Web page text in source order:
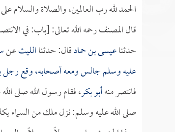
الحمد لله رب العالمين، والصلاة والسلام
قال المصنف رحمه الله تعالى: [باب: في
حدثناعيسى بن حمادقال: حدثناالليثعن
عليه وسلم جالس ومعه أصحابه، وقع رجل
فانتصر منهأبو بكر، فقام رسول الله صلى
صلى الله عليه وسلم: نزل ملك من السماء